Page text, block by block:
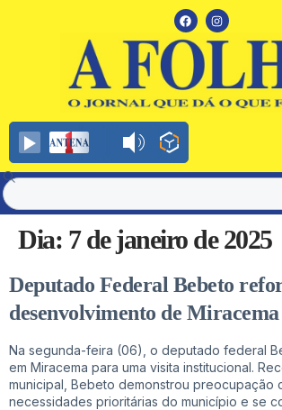
Dia: 7 de janeiro de 2025
Deputado Federal Bebeto
desenvolvimento de Miracema
Na segunda-feira (06), o deputado federal
em Miracema para uma visita institucional.
municipal, Bebeto demonstrou preocupação
necessidades prioritárias do município e se